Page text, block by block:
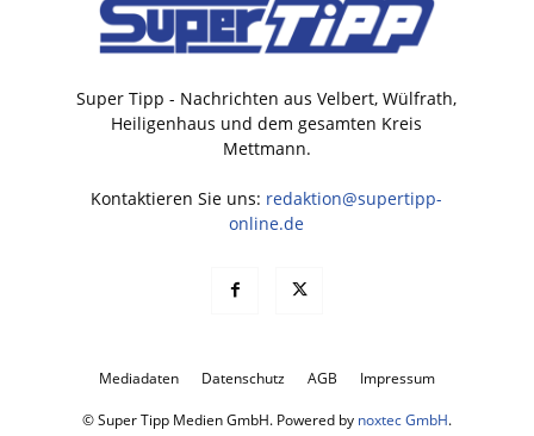
Super Tipp - Nachrichten aus Velbert, Wülfrath,
Heiligenhaus und dem gesamten Kreis
Mettmann.
Kontaktieren Sie uns: redaktion@supertipp-
online.de
Mediadaten Datenschutz AGB Impressum
© Super Tipp Medien GmbH. Powered by noxtec GmbH.